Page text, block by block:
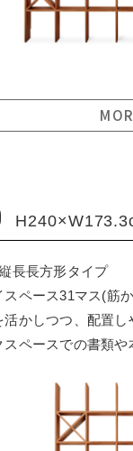
長長方形タイプ
スペース31マス(筋
活かしつつ、配置
スペースでの書類